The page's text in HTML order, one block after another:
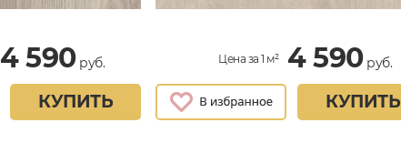
4 590руб.
КУПИТЬ
Цена за 1 м² 4 590руб.
КУПИТЬ